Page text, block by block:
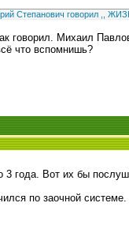
Степанович говорил ,,
говорил. Михаил
что вспомнишь?
года. Вот их бы
по заочной системе.